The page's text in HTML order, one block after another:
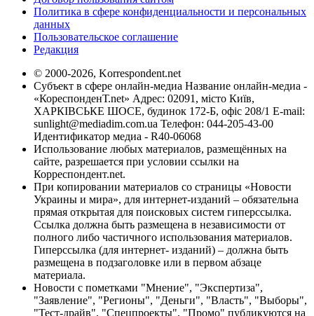
Политика в сфере конфиденциальности и персональных
данных
Пользовательское соглашение
Редакция
© 2000-2026, Korrespondent.net
Субъект в сфере онлайн-медиа Название онлайн-медиа -
«КореспонденТ.net» Адрес: 02091, місто Київ,
ХАРКІВСЬКЕ ШОСЕ, будинок 172-Б, офіс 208/1 E-mail:
sunlight@mediadim.com.ua Телефон: 044-205-43-00
Идентификатор медиа - R40-06068
Использование любых материалов, размещённых на
сайте, разрешается при условии ссылки на
Корреспондент.net.
При копировании материалов со страницы «Новости
Украины и мира», для интернет-изданий – обязательна
прямая открытая для поисковых систем гиперссылка.
Ссылка должна быть размещена в независимости от
полного либо частичного использования материалов.
Гиперссылка (для интернет- изданий) – должна быть
размещена в подзаголовке или в первом абзаце
материала.
Новости с пометками "Мнение", "Экспертиза",
"Заявление", "Регионы", "Деньги", "Власть", "Выборы",
"Тест-драйв", "Спецпроекты", "Промо" публикуются на